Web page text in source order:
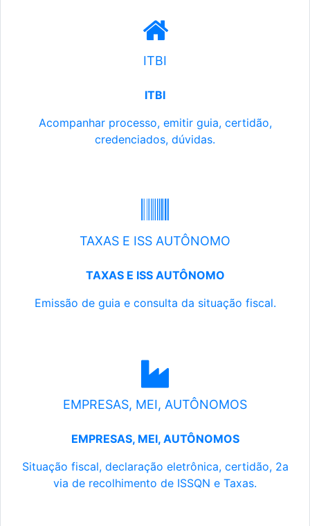
ITBI
ITBI
Acompanhar processo, emitir guia, certidão,
credenciados, dúvidas.
TAXAS E ISS AUTÔNOMO
TAXAS E ISS AUTÔNOMO
Emissão de guia e consulta da situação fiscal.
EMPRESAS, MEI, AUTÔNOMOS
EMPRESAS, MEI, AUTÔNOMOS
Situação fiscal, declaração eletrônica, certidão, 2a
via de recolhimento de ISSQN e Taxas.